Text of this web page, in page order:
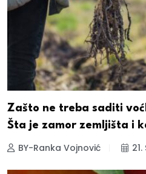
Zašto ne treba saditi
Šta je zamor zemljišta i
BY-Ranka Vojnović